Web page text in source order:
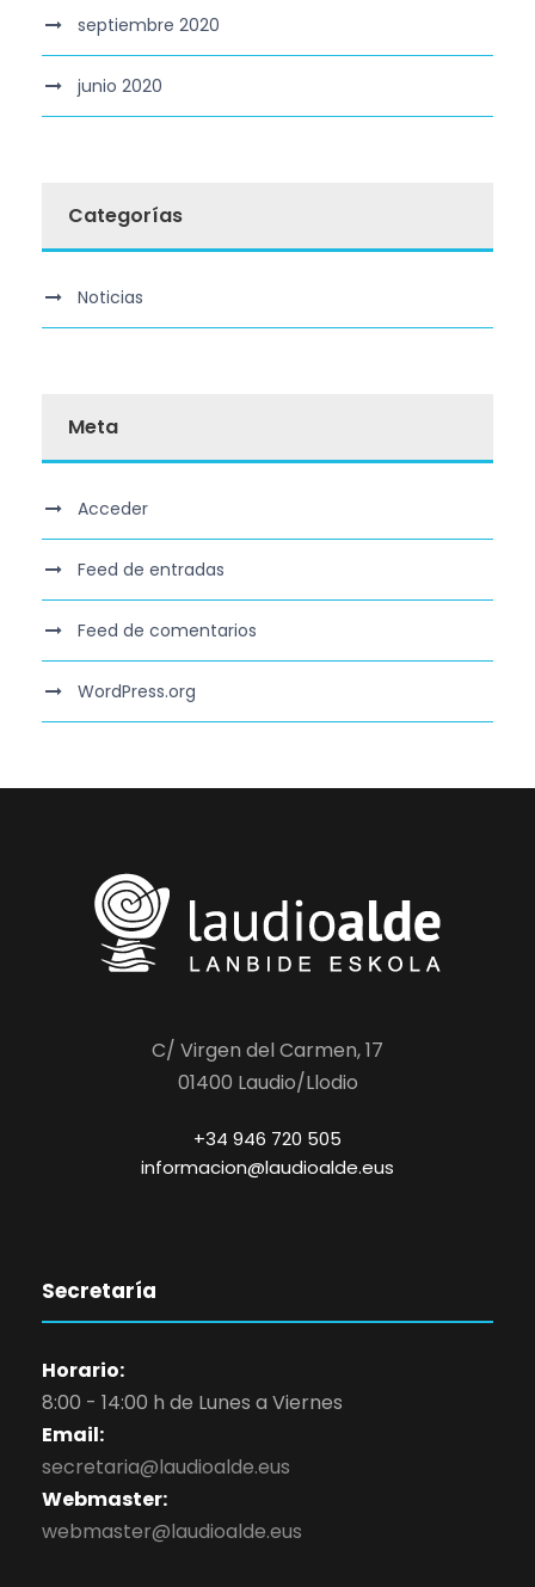
septiembre 2020
junio 2020
Categorías
Noticias
Meta
Acceder
Feed de entradas
Feed de comentarios
WordPress.org
C/ Virgen del Carmen, 17
01400 Laudio/Llodio
+34 946 720 505
informacion@laudioalde.eus
Secretaría
Horario:
8:00 - 14:00 h de Lunes a Viernes
Email:
secretaria@laudioalde.eus
Webmaster:
webmaster@laudioalde.eus